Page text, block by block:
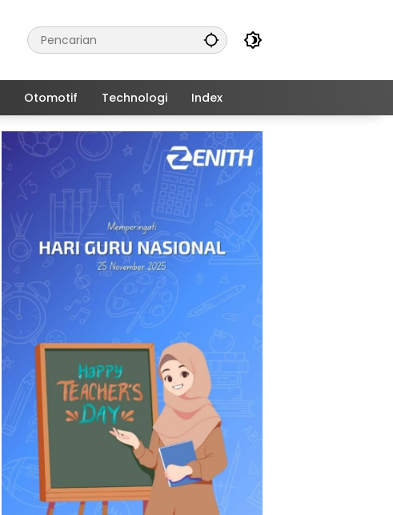
Otomotif Technologi Index